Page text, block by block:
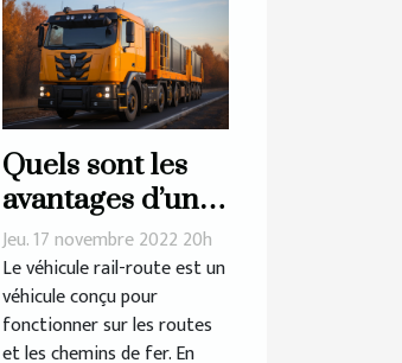
Quels sont les
avantages d’un
véhicule rail-
route ?
Jeu. 17 novembre 2022 20h
Le véhicule rail-route est un
véhicule conçu pour
fonctionner sur les routes
et les chemins de fer. En